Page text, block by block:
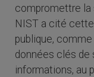
compromettre la
NIST a cité
publique,
données clés de
informations, au